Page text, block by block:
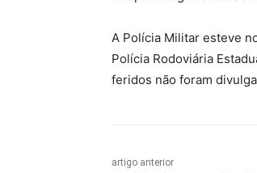
A Polícia Militar esteve
Polícia Rodoviária
feridos não foram
artigo anterior